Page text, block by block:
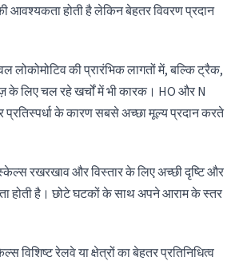
आवश्यकता होती है लेकिन बेहतर विवरण प्रदान
लोकोमोटिव की प्रारंभिक लागतों में, बल्कि ट्रैक,
लिए चल रहे खर्चों में भी कारक। HO और N
के कारण सबसे अच्छा मूल्य प्रदान करते
रखरखाव और विस्तार के लिए अच्छी दृष्टि और
होती है। छोटे घटकों के साथ अपने आराम के स्तर
विशिष्ट रेलवे या क्षेत्रों का बेहतर प्रतिनिधित्व